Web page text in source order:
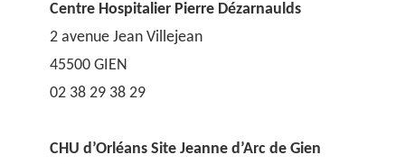
Centre Hospitalier Pierre Dézarnaulds
2 avenue Jean Villejean
45500 GIEN
02 38 29 38 29
CHU d’Orléans Site Jeanne d’Arc de Gien